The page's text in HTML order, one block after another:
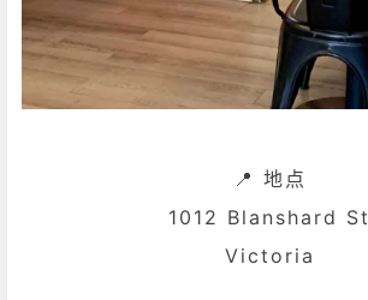
📍 地点
1012 Blanshard St
Victoria